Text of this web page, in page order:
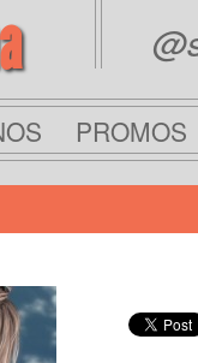
PROMOS